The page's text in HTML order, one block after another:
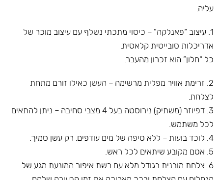
עליה.
1. עיצוב “פאנלקה” – כיסוי מתכתי נשלף עם עיצוב מוכר של
אדריכלות סובייטית קלאסית.
כל “חלון” הוא זכרון מהעבר.
2. זרימת אוויר מפלית מרשימה – העשן כאילו זורם מתחת
לצלחת.
3. דפיוזר (משתיק) נירוסטה בעל 4 מצבי סחיבה – ניתן להתאים
לכל משתמש.
4. לוכד בועות – ללא טיפה של מים עודפים, רק עשן סמיך.
5. אטם מקובע שיתאים לכל ראש.
6. צלחת מובנית בגודל מלא עם רשת איפור המונעת מגע של